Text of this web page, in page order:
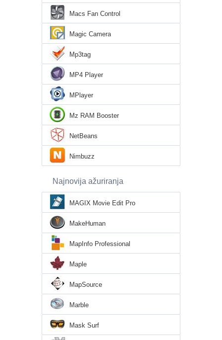
Macs Fan Control
Magic Camera
Mp3tag
MP4 Player
MPlayer
Mz RAM Booster
NetBeans
Nimbuzz
Najnovija ažuriranja
MAGIX Movie Edit Pro
MakeHuman
MapInfo Professional
Maple
MapSource
Marble
Mask Surf